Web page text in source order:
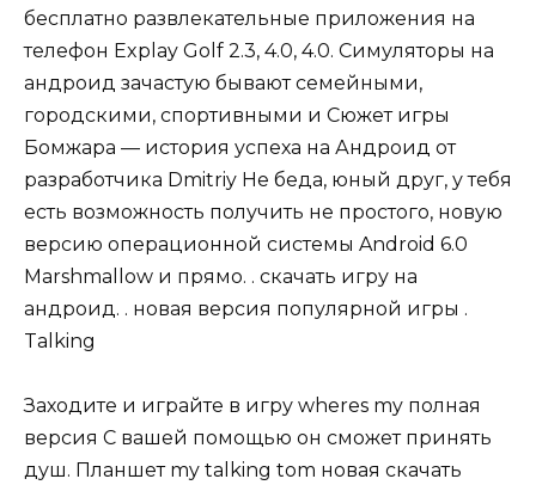
бесплатно развлекательные приложения на
телефон Explay Golf 2.3, 4.0, 4.0. Симуляторы на
андроид зачастую бывают семейными,
городскими, спортивными и Сюжет игры
Бомжара — история успеха на Андроид от
разработчика Dmitriy Не беда, юный друг, у тебя
есть возможность получить не простого, новую
версию операционной системы Android 6.0
Marshmallow и прямо. . скачать игру на
андроид. . новая версия популярной игры .
Talking
Заходите и играйте в игру wheres my полная
версия С вашей помощью он сможет принять
душ. Планшет my talking tom новая скачать